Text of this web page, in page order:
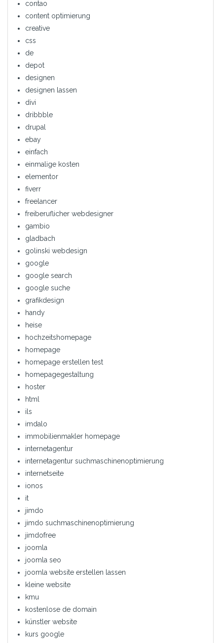
contao
content optimierung
creative
css
de
depot
designen
designen lassen
divi
dribbble
drupal
ebay
einfach
einmalige kosten
elementor
fiverr
freelancer
freiberuflicher webdesigner
gambio
gladbach
golinski webdesign
google
google search
google suche
grafikdesign
handy
heise
hochzeitshomepage
homepage
homepage erstellen test
homepagegestaltung
hoster
html
ils
imdalo
immobilienmakler homepage
internetagentur
internetagentur suchmaschinenoptimierung
internetseite
ionos
it
jimdo
jimdo suchmaschinenoptimierung
jimdofree
joomla
joomla seo
joomla website erstellen lassen
kleine website
kmu
kostenlose de domain
künstler website
kurs google